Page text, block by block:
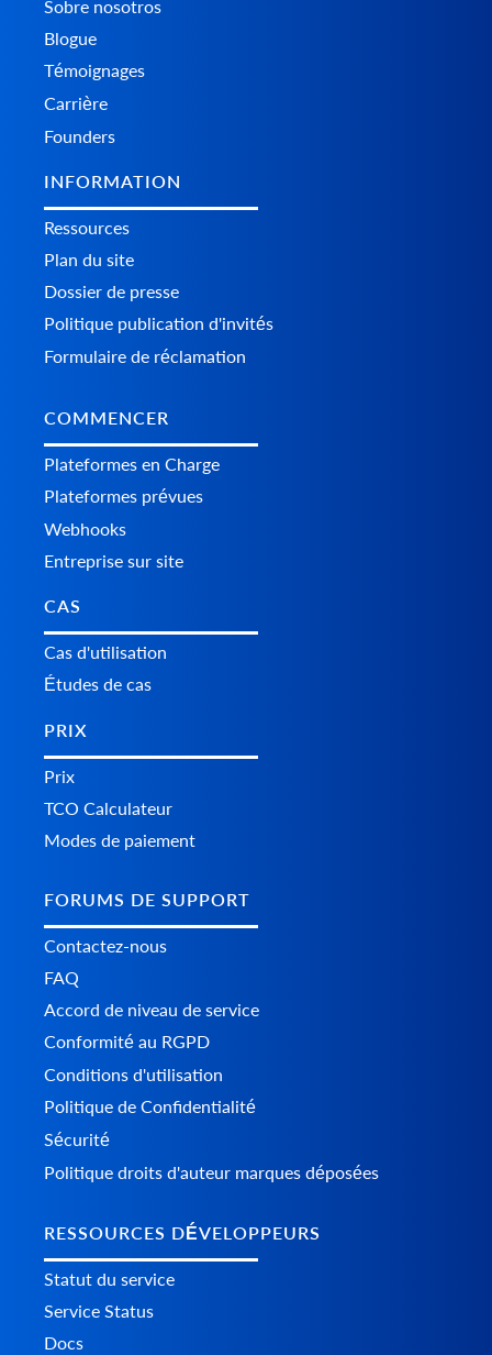
Sobre nosotros
Blogue
Témoignages
Carrière
Founders
INFORMATION
Ressources
Plan du site
Dossier de presse
Politique publication d'invités
Formulaire de réclamation
COMMENCER
Plateformes en Charge
Plateformes prévues
Webhooks
Entreprise sur site
CAS
Cas d'utilisation
Études de cas
PRIX
Prix
TCO Calculateur
Modes de paiement
FORUMS DE SUPPORT
Contactez-nous
FAQ
Accord de niveau de service
Conformité au RGPD
Conditions d'utilisation
Politique de Confidentialité
Sécurité
Politique droits d'auteur marques déposées
RESSOURCES DÉVELOPPEURS
Statut du service
Service Status
Docs